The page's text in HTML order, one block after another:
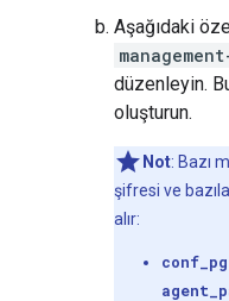
Aşağıdaki
düzenleyin.
oluşturun.
Not: Bazı
şifresi ve
alır: